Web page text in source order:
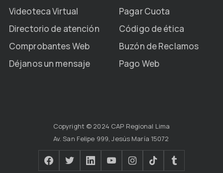
Videoteca Virtual
Pagar Cuota
Directorio de atención
Código de ética
Comprobantes Web
Buzón de Reclamos
Déjanos un mensaje
Pago Web
Copyright © 2024 CAP Regional Lima
Av. San Felipe 999, Jesús María 15072